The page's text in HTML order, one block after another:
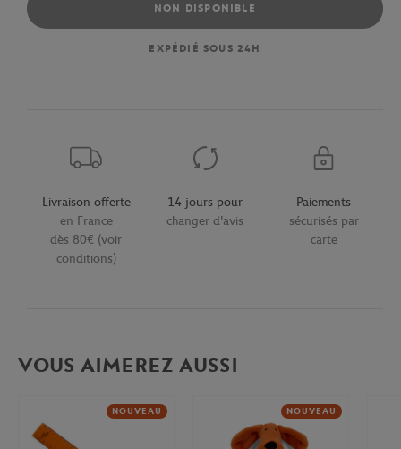
NON DISPONIBLE
EXPÉDIÉ SOUS 24H
Livraison offerte
en France
dès 80€ (voir
conditions)
14 jours pour
changer d'avis
Paiements
sécurisés par
carte
VOUS AIMEREZ AUSSI
NOUVEAU NOUVEAU